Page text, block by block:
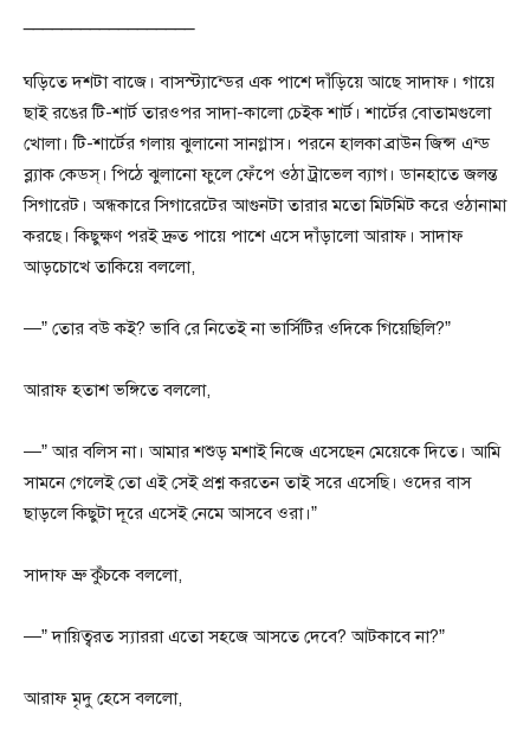
ঘড়িতে দশটা বাজে। বাসস্ট্যান্ডের এক পাশে দাঁড়িয়ে আছে সাদাফ। গায়ে
ছাই রঙের টি-শার্ট তারওপর সাদা-কালো চেইক শার্ট। শার্টের বোতামগুলো
খোলা। টি-শার্টের গলায় ঝুলানো সানগ্লাস। পরনে হালকা ব্রাউন জিন্স এন্ড
ব্ল্যাক কেডস্। পিঠে ঝুলানো ফুলে ফেঁপে ওঠা ট্রাভেল ব্যাগ। ডানহাতে জলন্ত
সিগারেট। অন্ধকারে সিগারেটের আগুনটা তারার মতো মিটমিট করে ওঠানামা
করছে। কিছুক্ষণ পরই দ্রুত পায়ে পাশে এসে দাঁড়ালো আরাফ। সাদাফ
আড়চোখে তাকিয়ে বললো,
—” তোর বউ কই? ভাবি রে নিতেই না ভার্সিটির ওদিকে গিয়েছিলি?”
আরাফ হতাশ ভঙ্গিতে বললো,
—” আর বলিস না। আমার শশুড় মশাই নিজে এসেছেন মেয়েকে দিতে। আমি
সামনে গেলেই তো এই সেই প্রশ্ন করতেন তাই সরে এসেছি। ওদের বাস
ছাড়লে কিছুটা দূরে এসেই নেমে আসবে ওরা।”
সাদাফ ভ্রু কুঁচকে বললো,
—” দায়িত্বরত স্যাররা এতো সহজে আসতে দেবে? আটকাবে না?”
আরাফ মৃদু হেসে বললো,